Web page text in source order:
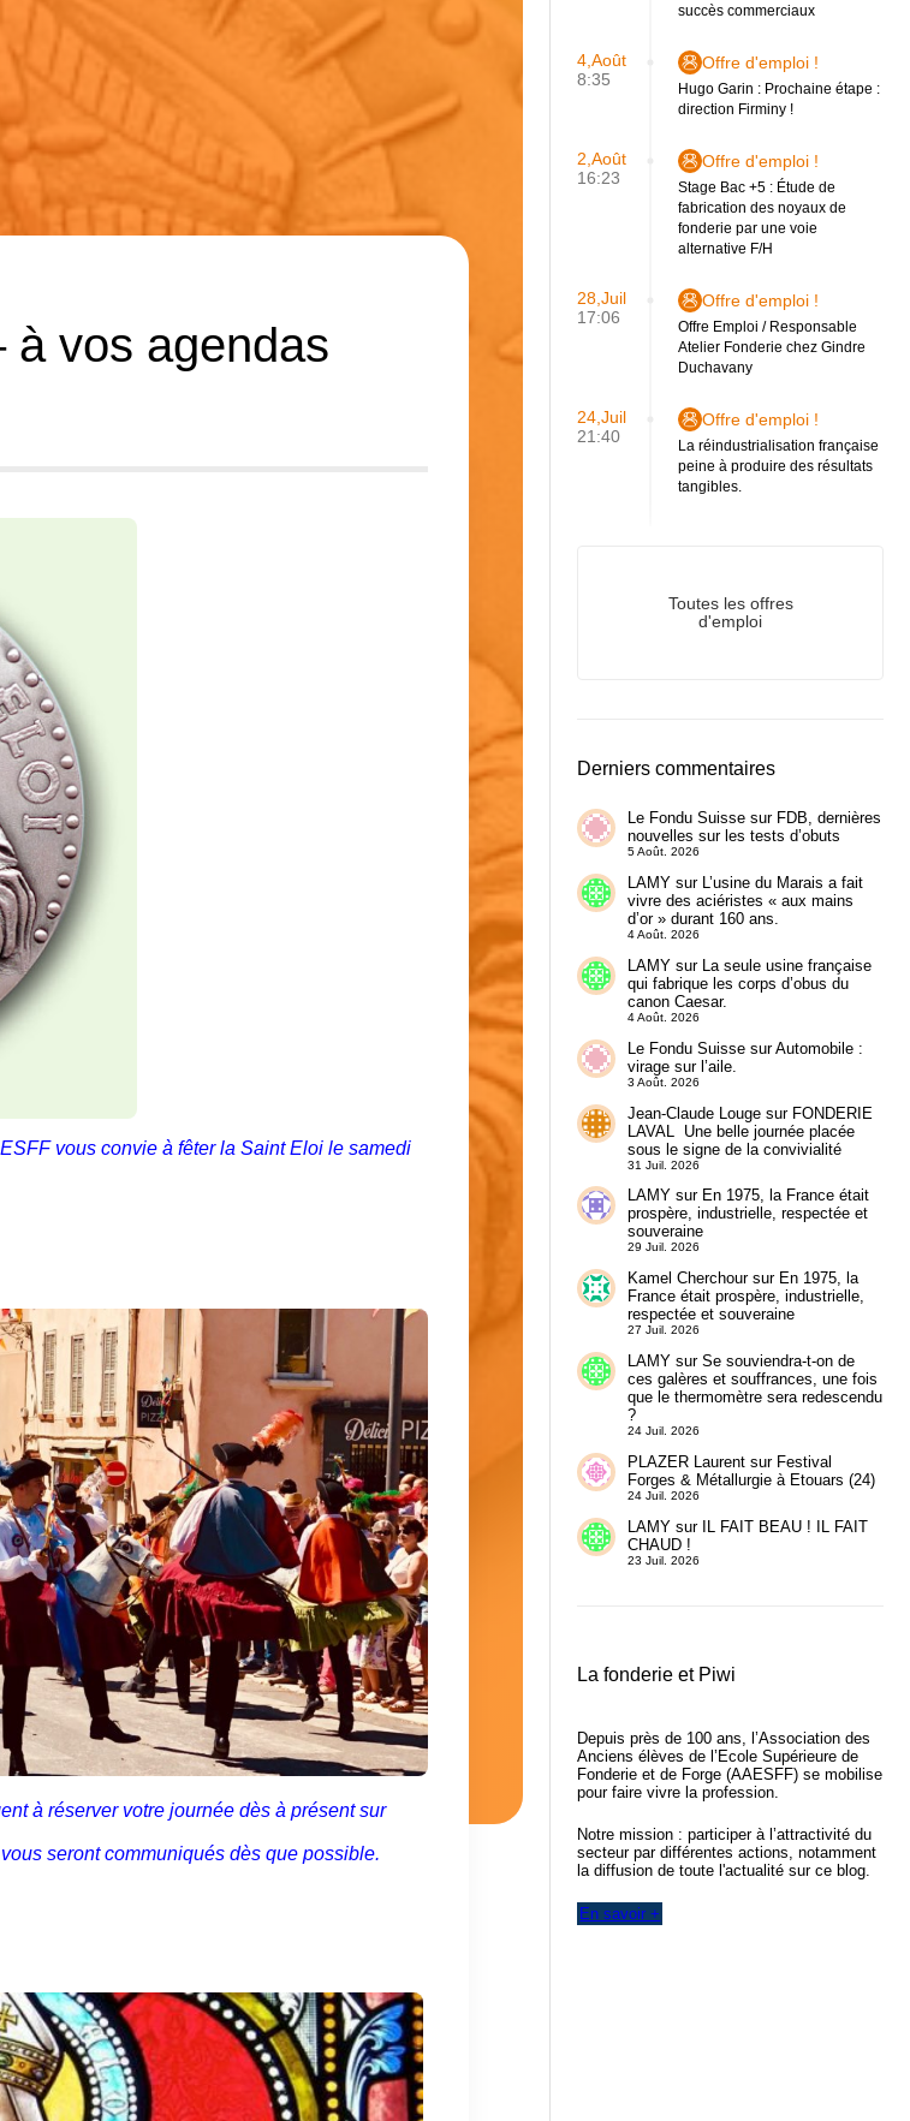
à vos agendas
vous convie à fêter la Saint Eloi lesamedi
à réserver votre journée dès à présent sur
seront communiqués dès que possible.
succès commerciaux
4,Août
8:35
Offre d'emploi !
Hugo Garin : Prochaine étape :
direction Firminy !
2,Août
16:23
Offre d'emploi !
Stage Bac +5 : Étude de
fabrication des noyaux de
fonderie par une voie
alternative F/H
28,Juil
17:06
Offre d'emploi !
Offre Emploi / Responsable
Atelier Fonderie chez Gindre
Duchavany
24,Juil
21:40
Offre d'emploi !
La réindustrialisation française
peine à produire des résultats
tangibles.
Toutes les offres
d'emploi
Derniers commentaires
Le Fondu Suissesur FDB, dernières
nouvelles sur les tests d’obuts
5 Août. 2026
LAMYsur L’usine du Marais a fait
vivre des aciéristes « aux mains
d’or » durant 160 ans.
4 Août. 2026
LAMYsur La seule usine française
qui fabrique les corps d’obus du
canon Caesar.
4 Août. 2026
Le Fondu SuissesurAutomobile :
virage sur l’aile.
3 Août. 2026
Jean-Claude Lougesur FONDERIE
LAVAL Une belle journée placée
sous le signe de la convivialité
31 Juil. 2026
LAMYsur En 1975, la France était
prospère, industrielle, respectée et
souveraine
29 Juil. 2026
Kamel Cherchoursur En 1975, la
France était prospère, industrielle,
respectée et souveraine
27 Juil. 2026
LAMYsur Se souviendra-t-on de
ces galères et souffrances, une fois
que le thermomètre sera redescendu
?
24 Juil. 2026
PLAZER Laurentsur Festival
Forges & Métallurgie à Etouars (24)
24 Juil. 2026
LAMYsur IL FAIT BEAU ! IL FAIT
CHAUD !
23 Juil. 2026
La fonderie et Piwi
Depuis près de 100 ans, l’Association des
Anciens élèves de l’Ecole Supérieure de
Fonderie et de Forge (AAESFF) se mobilise
pour faire vivre la profession.
Notre mission : participer à l’attractivité du
secteur par différentes actions, notamment
la diffusion de toute l'actualité sur ce blog.
En savoir +